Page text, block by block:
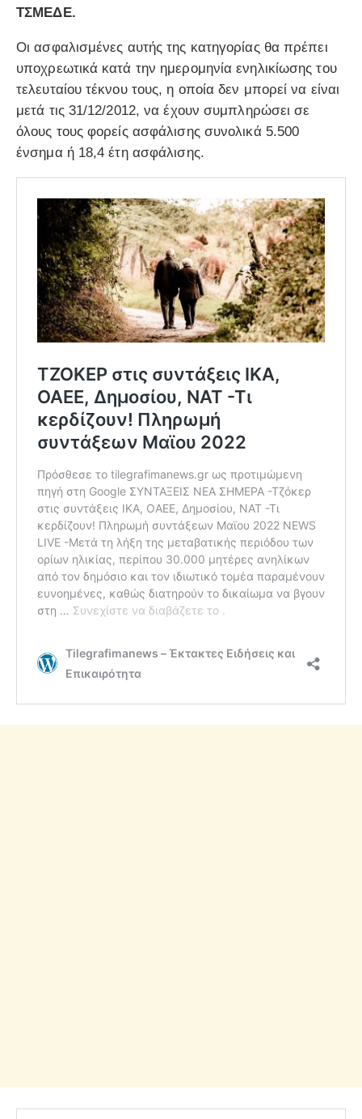
ΤΣΜΕΔΕ.
Οι ασφαλισμένες αυτής της κατηγορίας θα πρέπει
υποχρεωτικά κατά την ημερομηνία ενηλικίωσης του
τελευταίου τέκνου τους, η οποία δεν μπορεί να είναι
μετά τις 31/12/2012, να έχουν συμπληρώσει σε
όλους τους φορείς ασφάλισης συνολικά 5.500
ένσημα ή 18,4 έτη ασφάλισης.